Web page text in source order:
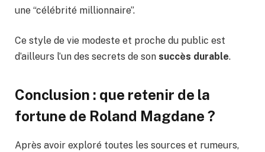
une “célébrité millionnaire”.
Ce style de vie modeste et proche du public est
d’ailleurs l’un des secrets de son succès durable.
Conclusion : que retenir de la
fortune de Roland Magdane ?
Après avoir exploré toutes les sources et rumeurs,